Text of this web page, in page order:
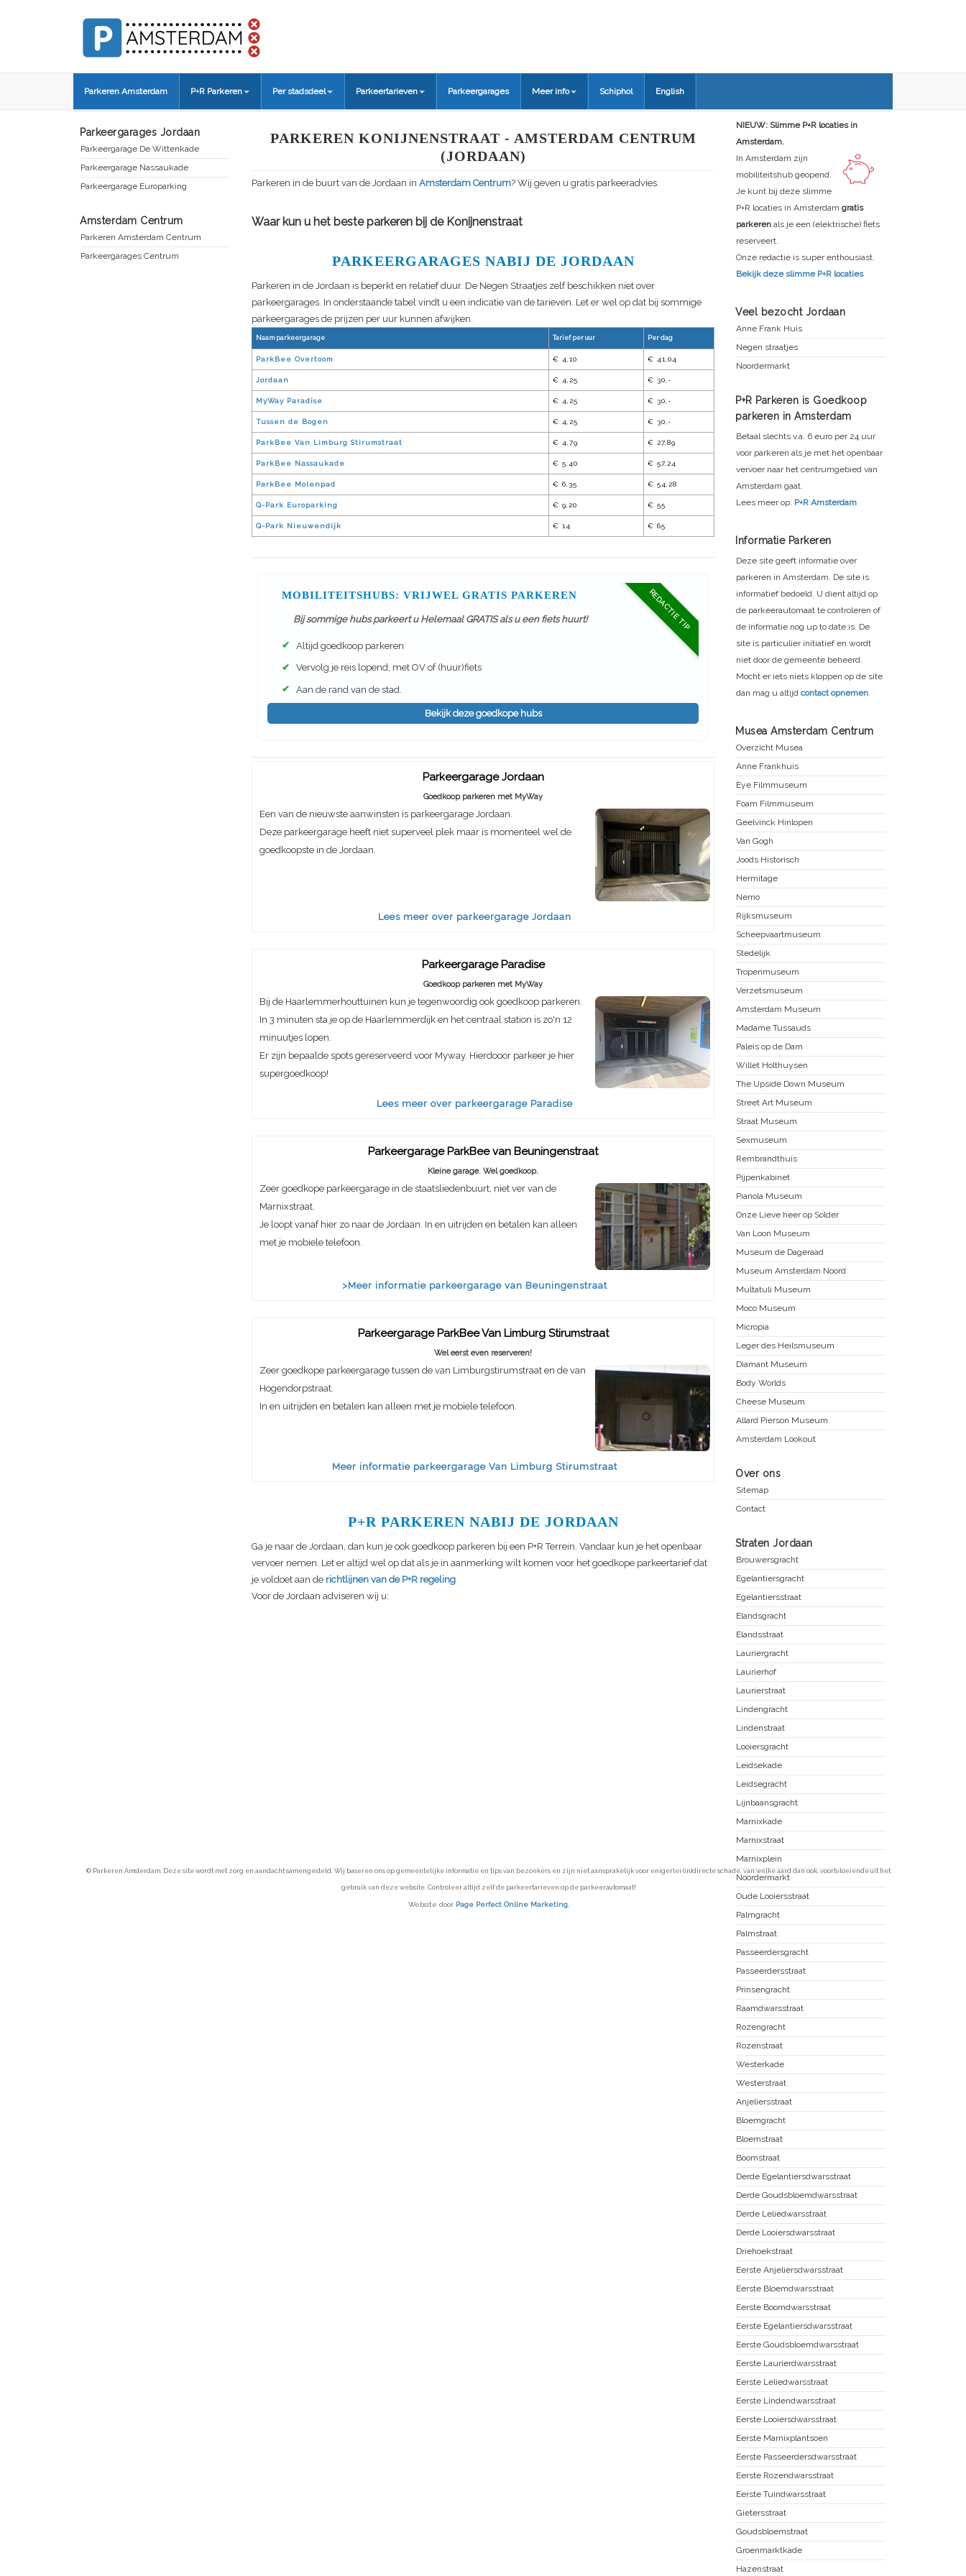
Parkeren Amsterdam P+R Parkeren Per stadsdeel Parkeertarieven Parkeergarages Meer info Schiphol English
PARKEREN KONIJNENSTRAAT - AMSTERDAM CENTRUM
(JORDAAN)
Parkeren in de buurt van de Jordaan in Amsterdam Centrum? Wij geven u gratis parkeeradvies.
Waar kun u het beste parkeren bij de Konijnenstraat
PARKEERGARAGES NABIJ DE JORDAAN
Parkeren in de Jordaan is beperkt en relatief duur. De Negen Straatjes zelf beschikken niet over
parkeergarages. In onderstaande tabel vindt u een indicatie van de tarieven. Let er wel op dat bij sommige
parkeergarages de prijzen per uur kunnen afwijken.
Naam parkeergarage Tarief per uur Per dag
ParkBee Overtoom € 4,10 € 41,04
Jordaan € 4,25 € 30,-
MyWay Paradise € 4,25 € 30,-
Tussen de Bogen € 4,25 € 30,-
ParkBee Van Limburg Stirumstraat € 4,79 € 27,89
ParkBee Nassaukade € 5,40 € 57,24
ParkBee Molenpad € 6,35 € 54,28
Q-Park Europarking € 9,20 € 55
Q-Park Nieuwendijk € 14 € 65
REDACTIE TIP
MOBILITEITSHUBS: VRIJWEL GRATIS PARKEREN
Bij sommige hubs parkeert u Helemaal GRATIS als u een fiets huurt!
✔ Altijd goedkoop parkeren
✔ Vervolg je reis lopend, met OV of (huur)fiets
✔ Aan de rand van de stad.
Bekijk deze goedkope hubs
Parkeergarage Jordaan
Goedkoop parkeren met MyWay
Een van de nieuwste aanwinsten is parkeergarage Jordaan.
Deze parkeergarage heeft niet superveel plek maar is momenteel wel de
goedkoopste in de Jordaan.
Lees meer over parkeergarage Jordaan
Parkeergarage Paradise
Goedkoop parkeren met MyWay
Bij de Haarlemmerhouttuinen kun je tegenwoordig ook goedkoop parkeren.
In 3 minuten sta je op de Haarlemmerdijk en het centraal station is zo'n 12
minuutjes lopen.
Er zijn bepaalde spots gereserveerd voor Myway. Hierdooor parkeer je hier
supergoedkoop!
Lees meer over parkeergarage Paradise
Parkeergarage ParkBee van Beuningenstraat
Kleine garage. Wel goedkoop.
Zeer goedkope parkeergarage in de staatsliedenbuurt, niet ver van de
Marnixstraat.
Je loopt vanaf hier zo naar de Jordaan. In en uitrijden en betalen kan alleen
met je mobiele telefoon.
>Meer informatie parkeergarage van Beuningenstraat
Parkeergarage ParkBee Van Limburg Stirumstraat
Wel eerst even reserveren!
Zeer goedkope parkeergarage tussen de van Limburgstirumstraat en de van
Hogendorpstraat.
In en uitrijden en betalen kan alleen met je mobiele telefoon.
Meer informatie parkeergarage Van Limburg Stirumstraat
P+R PARKEREN NABIJ DE JORDAAN
Ga je naar de Jordaan, dan kun je ook goedkoop parkeren bij een P+R Terrein. Vandaar kun je het openbaar
vervoer nemen. Let er altijd wel op dat als je in aanmerking wilt komen voor het goedkope parkeertarief dat
je voldoet aan de richtlijnen van de P+R regeling
Voor de Jordaan adviseren wij u:
Parkeergarages Jordaan
Parkeergarage De Wittenkade
Parkeergarage Nassaukade
Parkeergarage Europarking
Amsterdam Centrum
Parkeren Amsterdam Centrum
Parkeergarages Centrum
NIEUW: Slimme P+R locaties in
Amsterdam.
In Amsterdam zijn
mobiliteitshub geopend.
Je kunt bij deze slimme
P+R locaties in Amsterdam gratis
parkeren als je een (elektrische) fiets
reserveert.
Onze redactie is super enthousiast.
Bekijk deze slimme P+R locaties
Veel bezocht Jordaan
Anne Frank Huis
Negen straatjes
Noordermarkt
P+R Parkeren is Goedkoop
parkeren in Amsterdam
Betaal slechts v.a. 6 euro per 24 uur
voor parkeren als je met het openbaar
vervoer naar het centrumgebied van
Amsterdam gaat.
Lees meer op: P+R Amsterdam
Informatie Parkeren
Deze site geeft informatie over
parkeren in Amsterdam. De site is
informatief bedoeld. U dient altijd op
de parkeerautomaat te controleren of
de informatie nog up to date is. De
site is particulier initiatief en wordt
niet door de gemeente beheerd.
Mocht er iets niets kloppen op de site
dan mag u altijd contact opnemen.
Musea Amsterdam Centrum
Overzicht Musea
Anne Frankhuis
Eye Filmmuseum
Foam Filmmuseum
Geelvinck Hinlopen
Van Gogh
Joods Historisch
Hermitage
Nemo
Rijksmuseum
Scheepvaartmuseum
Stedelijk
Tropenmuseum
Verzetsmuseum
Amsterdam Museum
Madame Tussauds
Paleis op de Dam
Willet Holthuysen
The Upside Down Museum
Street Art Museum
Straat Museum
Sexmuseum
Rembrandthuis
Pijpenkabinet
Pianola Museum
Onze Lieve heer op Solder
Van Loon Museum
Museum de Dageraad
Museum Amsterdam Noord
Multatuli Museum
Moco Museum
Micropia
Leger des Heilsmuseum
Diamant Museum
Body Worlds
Cheese Museum
Allard Pierson Museum
Amsterdam Lookout
Over ons
Sitemap
Contact
Straten Jordaan
Brouwersgracht
Egelantiersgracht
Egelantiersstraat
Elandsgracht
Elandsstraat
Lauriergracht
Laurierhof
Laurierstraat
Lindengracht
Lindenstraat
Looiersgracht
Leidsekade
Leidsegracht
Lijnbaansgracht
Marnixkade
Marnixstraat
Marnixplein
Noordermarkt
Oude Looiersstraat
Palmgracht
Palmstraat
Passeerdersgracht
Passeerdersstraat
Prinsengracht
Raamdwarsstraat
Rozengracht
Rozenstraat
Westerkade
Westerstraat
Anjeliersstraat
Bloemgracht
Bloemstraat
Boomstraat
Derde Egelantiersdwarsstraat
Derde Goudsbloemdwarsstraat
Derde Leliedwarsstraat
Derde Looiersdwarsstraat
Driehoekstraat
Eerste Anjeliersdwarsstraat
Eerste Bloemdwarsstraat
Eerste Boomdwarsstraat
Eerste Egelantiersdwarsstraat
Eerste Goudsbloemdwarsstraat
Eerste Laurierdwarsstraat
Eerste Leliedwarsstraat
Eerste Lindendwarsstraat
Eerste Looiersdwarsstraat
Eerste Marnixplantsoen
Eerste Passeerdersdwarsstraat
Eerste Rozendwarsstraat
Eerste Tuindwarsstraat
Gietersstraat
Goudsbloemstraat
Groenmarktkade
Hazenstraat
© Parkeren Amsterdam. Deze site wordt met zorg en aandacht samengesteld. Wij baseren ons op gemeentelijke informatie en tips van bezoekers en zijn niet aansprakelijk voor enigerlei (in)directe schade, van welke aard dan ook, voortvloeiende uit het
gebruik van deze website. Controleer altijd zelf de parkeertarieven op de parkeerautomaat!
Website door Page Perfect Online Marketing,